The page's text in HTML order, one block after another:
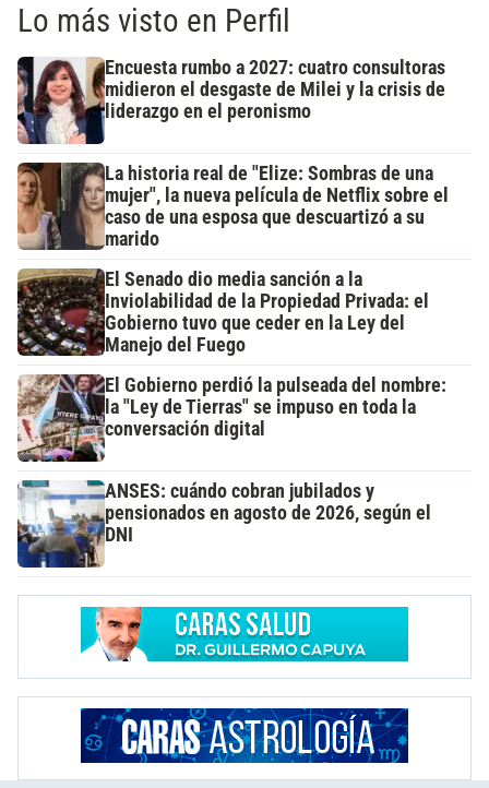
Lo más visto en Perfil
Encuesta rumbo a 2027: cuatro consultoras
midieron el desgaste de Milei y la crisis de
liderazgo en el peronismo
La historia real de "Elize: Sombras de una
mujer", la nueva película de Netflix sobre el
caso de una esposa que descuartizó a su
marido
El Senado dio media sanción a la
Inviolabilidad de la Propiedad Privada: el
Gobierno tuvo que ceder en la Ley del
Manejo del Fuego
El Gobierno perdió la pulseada del nombre:
la "Ley de Tierras" se impuso en toda la
conversación digital
ANSES: cuándo cobran jubilados y
pensionados en agosto de 2026, según el
DNI